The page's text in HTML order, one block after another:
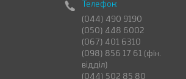
Телефон:
(044) 490 9190
(050) 448 6002
(067) 401 6310
(098) 856 17 61 (фін.
відділ)
(044) 502 85 80